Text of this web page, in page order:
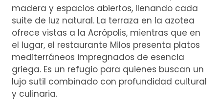
madera y espacios abiertos, llenando cada
suite de luz natural. La terraza en la azotea
ofrece vistas a la Acrópolis, mientras que en
el lugar, el restaurante Milos presenta platos
mediterráneos impregnados de esencia
griega. Es un refugio para quienes buscan un
lujo sutil combinado con profundidad cultural
y culinaria.